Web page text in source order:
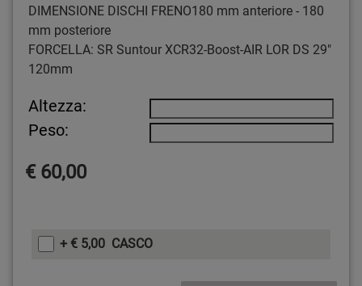
DIMENSIONE DISCHI FRENO180 mm anteriore - 180
mm posteriore
FORCELLA: SR Suntour XCR32-Boost-AIR LOR DS 29"
120mm
Altezza:
Peso:
€ 60,00
+ € 5,00 CASCO